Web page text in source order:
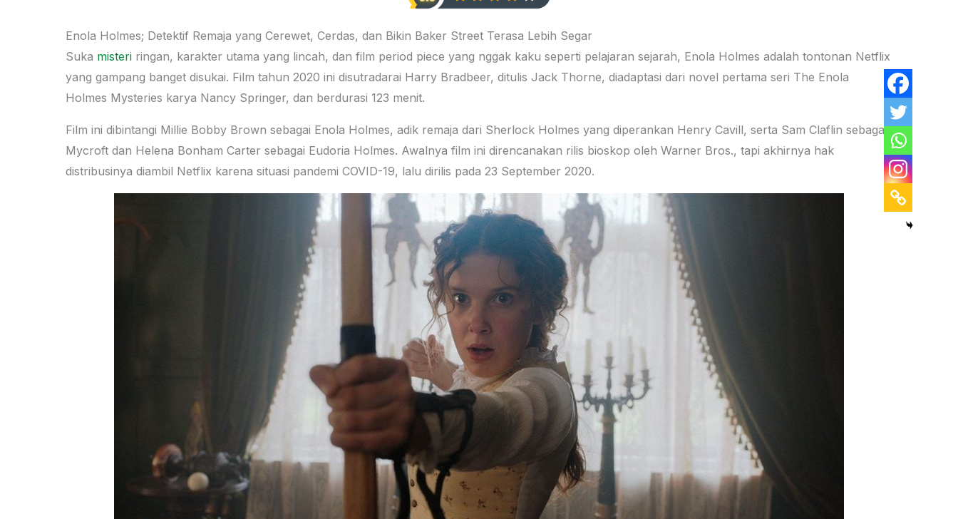
Enola Holmes; Detektif Remaja yang Cerewet, Cerdas, dan Bikin Baker Street Terasa Lebih Segar
Suka misteri ringan, karakter utama yang lincah, dan film period piece yang nggak kaku seperti pelajaran sejarah, Enola Holmes adalah tontonan Netflix
yang gampang banget disukai. Film tahun 2020 ini disutradarai Harry Bradbeer, ditulis Jack Thorne, diadaptasi dari novel pertama seri The Enola
Holmes Mysteries karya Nancy Springer, dan berdurasi 123 menit.
Film ini dibintangi Millie Bobby Brown sebagai Enola Holmes, adik remaja dari Sherlock Holmes yang diperankan Henry Cavill, serta Sam Claflin sebagai
Mycroft dan Helena Bonham Carter sebagai Eudoria Holmes. Awalnya film ini direncanakan rilis bioskop oleh Warner Bros., tapi akhirnya hak
distribusinya diambil Netflix karena situasi pandemi COVID-19, lalu dirilis pada 23 September 2020.